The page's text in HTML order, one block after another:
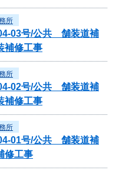
所
03号/公共 舗装道補
補修工事
所
02号/公共 舗装道補
補修工事
所
01号/公共 舗装道補
修工事